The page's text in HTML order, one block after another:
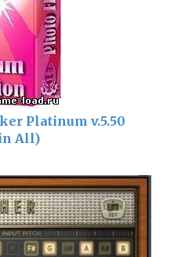
Platinum v.5.50
All)